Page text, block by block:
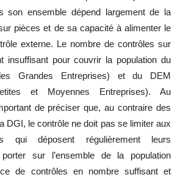
son ensemble dépend largement de la
pièces et de sa capacité à alimenter le
externe. Le nombre de contrôles sur
insuffisant pour couvrir la population du
Grandes Entreprises) et du DEM
et Moyennes Entreprises). Au
de préciser que, au contraire des
DGI, le contrôle ne doit pas se limiter aux
qui déposent régulièrement leurs
sur l’ensemble de la population
de contrôles en nombre suffisant et